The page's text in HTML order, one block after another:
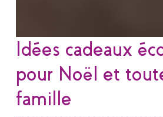
Idées cadeaux
pour Noël et
famille